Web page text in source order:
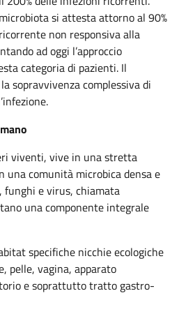
si attesta attorno al 90%
non responsiva alla
ad oggi l’approccio
categoria di pazienti. Il
sopravvivenza complessiva di
viventi, vive in una stretta
una comunità microbica densa e
funghi e virus, chiamata
una componente integrale
specifiche nicchie ecologiche
pelle, vagina, apparato
e soprattutto tratto gastro-